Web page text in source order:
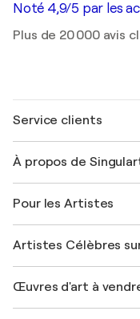
Noté 4,9/5 par les
Plus de 20 000 avis
Service clients
Expédition
Offrir une carte
Rejoignez notre
Mon compte
+33 1 76 44 06 42
À propos de
FAQ
Magazine Singulart
Emplois
Découvrez une
Pour les Artistes
Se connecter en
Artistes Célèbres
Marc Chagall
Œuvres d'art à